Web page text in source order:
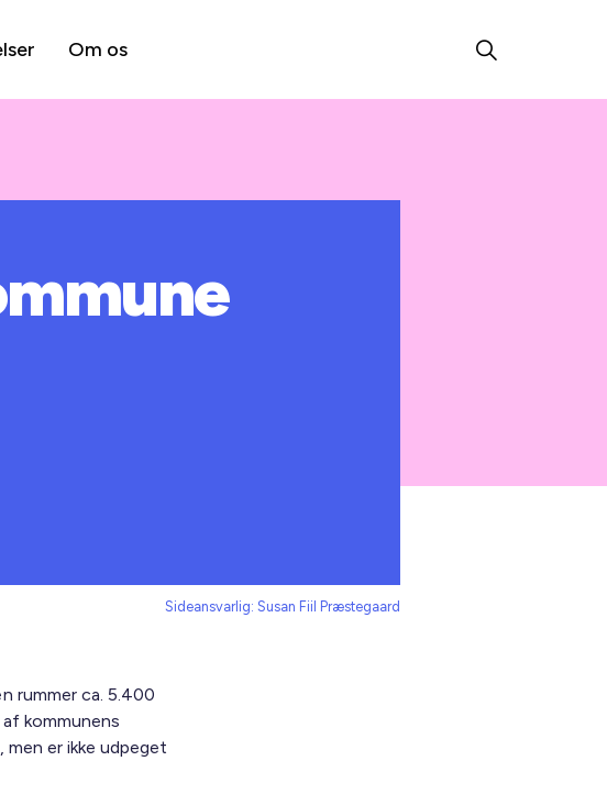
Om os
Sideansvarlig: Susan Fiil Præstegaard
rummer ca. 5.400
kommunens
men er ikke udpeget